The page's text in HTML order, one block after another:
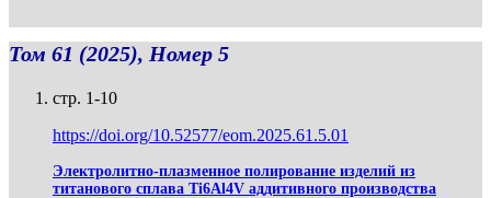
Том 61 (2025), Номер 5
стр. 1-10
https://doi.org/10.52577/eom.2025.61.5.01
Электролитно-плазменное полирование изделий из
титанового сплава Ti6Al4V аддитивного производства